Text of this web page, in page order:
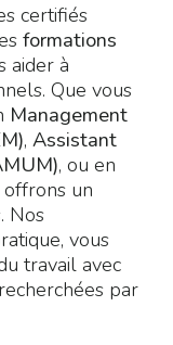
certifiés
formations
aider à
Que vous
Management
, Assistant
, ou en
offrons un
Nos
vous
travail avec
par